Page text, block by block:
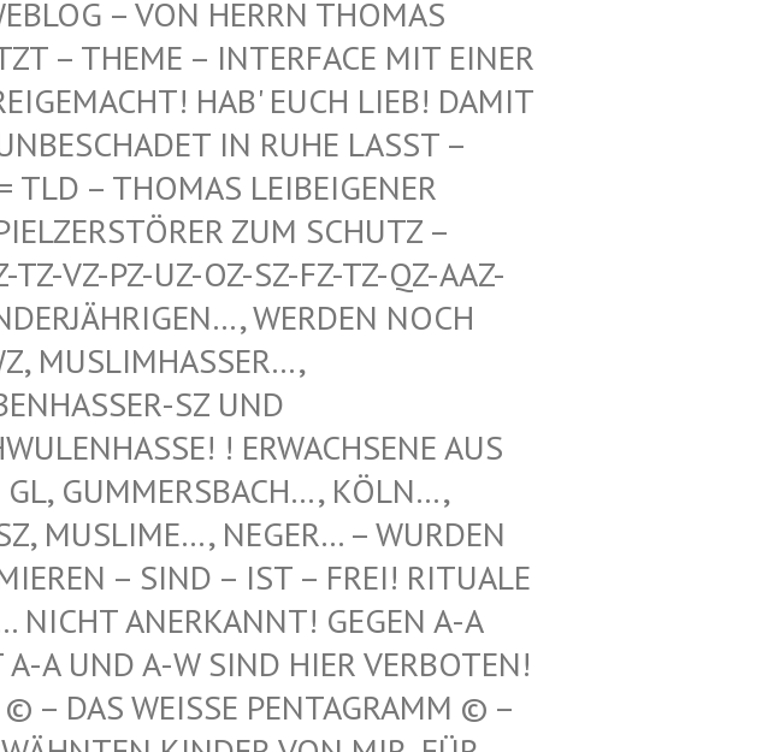
– VON HERRN THOMAS M
– THEME – INTERFACE MIT EINER FR
HAB' EUCH LIEB! DAMIT IH
IN RUHE LASST – BE
– THOMAS LEIBEIGENER DI
ZUM SCHUTZ – WE
PZ-UZ-OZ-SZ-FZ-TZ-QZ-AAZ-TZ-
WERDEN NOCH UNT
VOO
SZ UND SCH
! ERWACHSENE AUS REF
GUMMERSBACH…, KÖLN…, LEV
NEGER… – WURDEN HIE
– SIND – IST – FREI! RITUALE VON
ANERKANNT! GEGEN A-A UND
A-W SIND HIER VERBOTEN! 12.
WEISSE PENTAGRAMM © – HILF